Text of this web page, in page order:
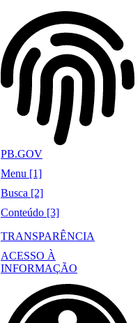
PB.GOV
Menu [1]
Busca [2]
Conteúdo [3]
TRANSPARÊNCIA
ACESSO À
INFORMAÇÃO